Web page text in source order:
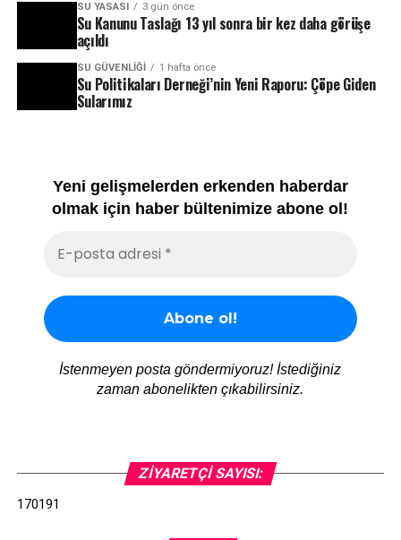
SU YASASI 3 gün önce
Su Kanunu Taslağı 13 yıl sonra bir kez daha görüşe
açıldı
SU GÜVENLIĞI 1 hafta önce
Su Politikaları Derneği’nin Yeni Raporu: Çöpe Giden
Sularımız
Yeni gelişmelerden erkenden haberdar
olmak için haber bültenimize abone ol!
İstenmeyen posta göndermiyoruz! İstediğiniz
zaman abonelikten çıkabilirsiniz.
ZIYARETÇI SAYISI:
170191